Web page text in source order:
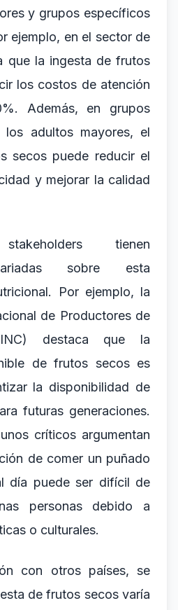
y grupos específicos
ejemplo, en el sector de
que la ingesta de frutos
los costos de atención
Además, en grupos
los adultos mayores, el
secos puede reducir el
y mejorar la calidad
tienen
sobre esta
Por ejemplo, la
de Productores de
destaca que la
de frutos secos es
la disponibilidad de
futuras generaciones.
críticos argumentan
de comer un puñado
día puede ser difícil de
personas debido a
o culturales.
con otros países, se
de frutos secos varía